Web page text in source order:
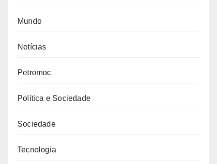
Mundo
Notícias
Petromoc
Política e Sociedade
Sociedade
Tecnologia